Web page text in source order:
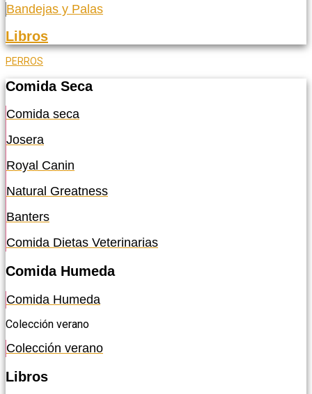
Bandejas y Palas
Libros
PERROS
Comida Seca
Comida seca
Josera
Royal Canin
Natural Greatness
Banters
Comida Dietas Veterinarias
Comida Humeda
Comida Humeda
Colección verano
Colección verano
Libros